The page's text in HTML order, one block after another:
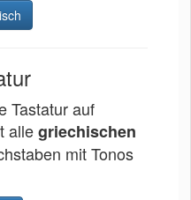
Tastatur auf
allegriechischen
mit Tonos